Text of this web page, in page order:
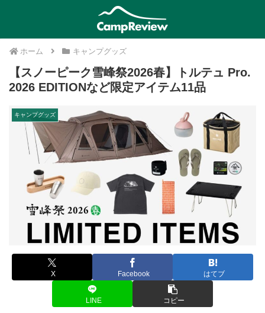
ホーム キャンプグッズ
【スノーピーク雪峰祭2026春】トルテュ Pro.
2026 EDITIONなど限定アイテム11品
キャンプグッズ
X Facebook はてブ
LINE コピー